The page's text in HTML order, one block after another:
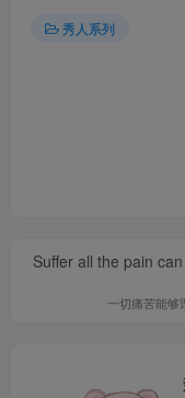
秀人系列
Suffer all the pain
一切痛苦能够